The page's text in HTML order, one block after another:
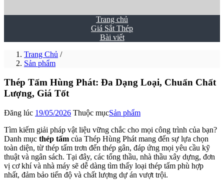
Trang chủ
Giá Sắt Thép
Bài viết
Trang Chủ /
Sản phẩm
Thép Tấm Hùng Phát: Đa Dạng Loại, Chuẩn Chất
Lượng, Giá Tốt
Đăng lúc 19/05/2026 Thuộc mụcSản phẩm
Tìm kiếm giải pháp vật liệu vững chắc cho mọi công trình của bạn?
Danh mục thép tấm của Thép Hùng Phát mang đến sự lựa chọn
toàn diện, từ thép tấm trơn đến thép gân, đáp ứng mọi yêu cầu kỹ
thuật và ngân sách. Tại đây, các tổng thầu, nhà thầu xây dựng, đơn
vị cơ khí và nhà máy sẽ dễ dàng tìm thấy loại thép tấm phù hợp
nhất, đảm bảo tiến độ và chất lượng dự án vượt trội.